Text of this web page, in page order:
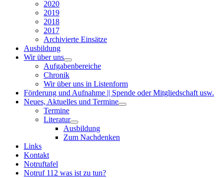
2020
2019
2018
2017
Archivierte Einsätze
Ausbildung
Wir über uns
Aufgabenbereiche
Chronik
Wir über uns in Listenform
Förderung und Aufnahme || Spende oder Mitgliedschaft usw.
Neues, Aktuelles und Termine
Termine
Literatur
Ausbildung
Zum Nachdenken
Links
Kontakt
Notruftafel
Notruf 112 was ist zu tun?